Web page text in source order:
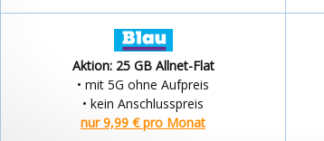
Aktion: 25 GB Allnet-Flat
• mit 5G ohne Aufpreis
• kein Anschlusspreis
nur 9,99 € pro Monat